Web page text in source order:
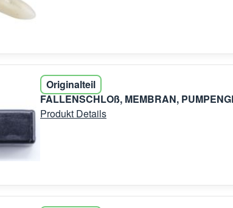
Originalteil
FALLENSCHLOß, MEMBRAN,
Produkt Details